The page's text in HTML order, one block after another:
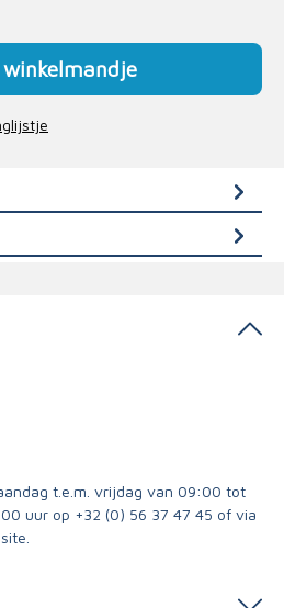
t.e.m. vrijdag van 09:00 tot
uur op +32 (0) 56 37 47 45 of via